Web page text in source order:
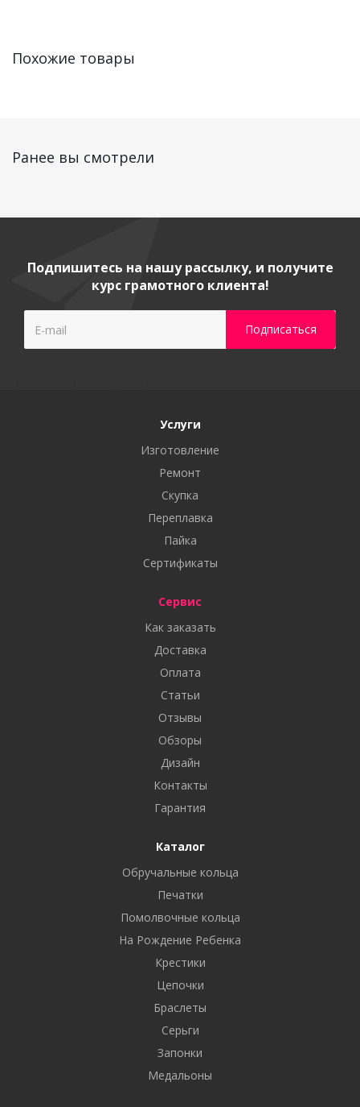
Похожие товары
Ранее вы смотрели
Подпишитесь на нашу рассылку, и получите
курс грамотного клиента!
Услуги
Изготовление
Ремонт
Скупка
Переплавка
Пайка
Сертификаты
Сервис
Как заказать
Доставка
Оплата
Статьи
Отзывы
Обзоры
Дизайн
Контакты
Гарантия
Каталог
Обручальные кольца
Печатки
Помолвочные кольца
На Рождение Ребенка
Крестики
Цепочки
Браслеты
Серьги
Запонки
Медальоны